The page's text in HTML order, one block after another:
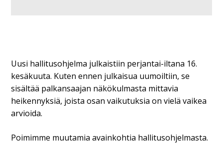
Uusi hallitusohjelma julkaistiin perjantai-iltana 16.
kesäkuuta. Kuten ennen julkaisua uumoiltiin, se
sisältää palkansaajan näkökulmasta mittavia
heikennyksiä, joista osan vaikutuksia on vielä vaikea
arvioida.
Poimimme muutamia avainkohtia hallitusohjelmasta.